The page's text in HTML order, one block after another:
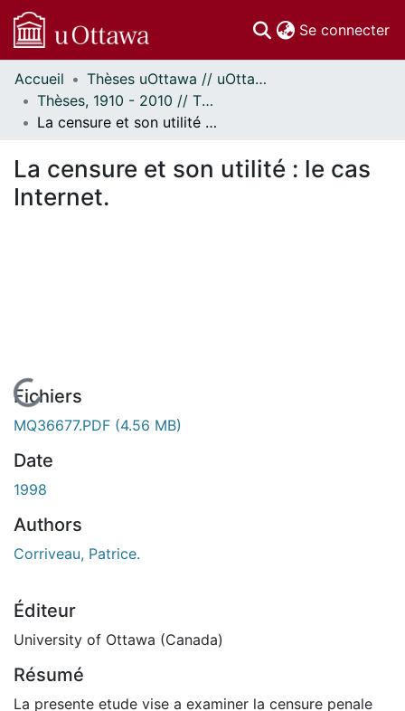
Se connecter
Communautés
et collections
Parcourir
À propos
Accueil
Thèses uOttawa // uOttawa Theses
Thèses, 1910 - 2010 // Theses, 1910 - 2010
La censure et son utilité : le cas Internet.
La censure et son utilité : le cas
Internet.
En cours de chargement...
Fichiers
MQ36677.PDF (4.56 MB)
Date
1998
Authors
Corriveau, Patrice.
Éditeur
University of Ottawa (Canada)
Résumé
La presente etude vise a examiner la censure penale